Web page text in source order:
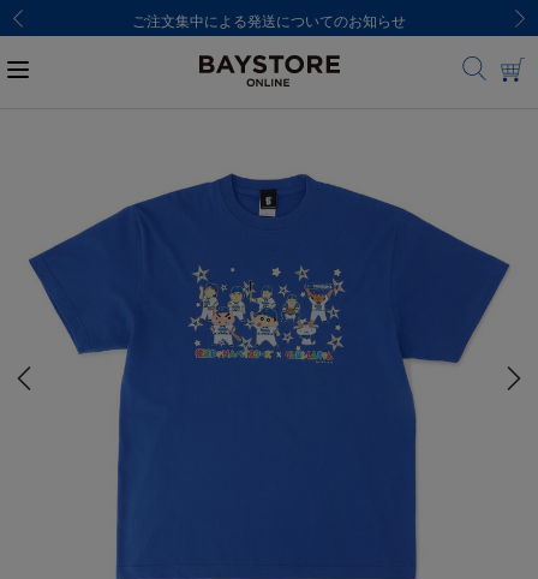
ご注文集中による発送についてのお知らせ